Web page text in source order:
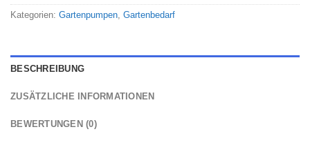
Kategorien: Gartenpumpen, Gartenbedarf
BESCHREIBUNG
ZUSÄTZLICHE INFORMATIONEN
BEWERTUNGEN (0)